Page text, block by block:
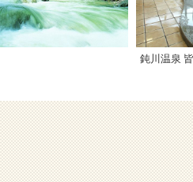
鈍川温泉